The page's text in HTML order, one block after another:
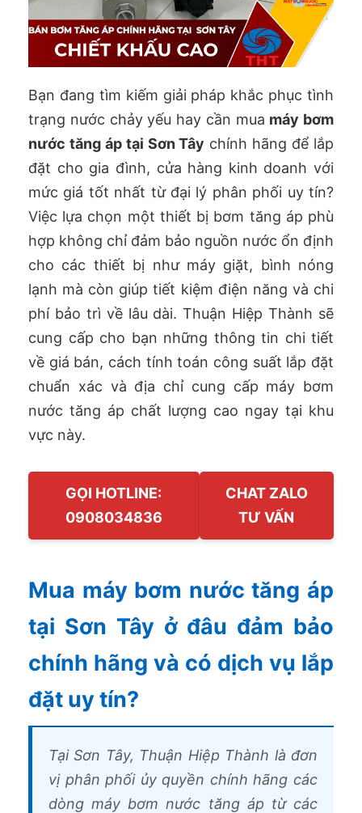
Bạn đang tìm kiếm giải pháp khắc phục tình
trạng nước chảy yếu hay cần mua máy bơm
nước tăng áp tại Sơn Tây chính hãng để lắp
đặt cho gia đình, cửa hàng kinh doanh với
mức giá tốt nhất từ đại lý phân phối uy tín?
Việc lựa chọn một thiết bị bơm tăng áp phù
hợp không chỉ đảm bảo nguồn nước ổn định
cho các thiết bị như máy giặt, bình nóng
lạnh mà còn giúp tiết kiệm điện năng và chi
phí bảo trì về lâu dài. Thuận Hiệp Thành sẽ
cung cấp cho bạn những thông tin chi tiết
về giá bán, cách tính toán công suất lắp đặt
chuẩn xác và địa chỉ cung cấp máy bơm
nước tăng áp chất lượng cao ngay tại khu
vực này.
GỌI HOTLINE:
0908034836
CHAT ZALO
TƯ VẤN
Mua máy bơm nước tăng áp
tại Sơn Tây ở đâu đảm bảo
chính hãng và có dịch vụ lắp
đặt uy tín?
Tại Sơn Tây, Thuận Hiệp Thành là đơn
vị phân phối ủy quyền chính hãng các
dòng máy bơm nước tăng áp từ các